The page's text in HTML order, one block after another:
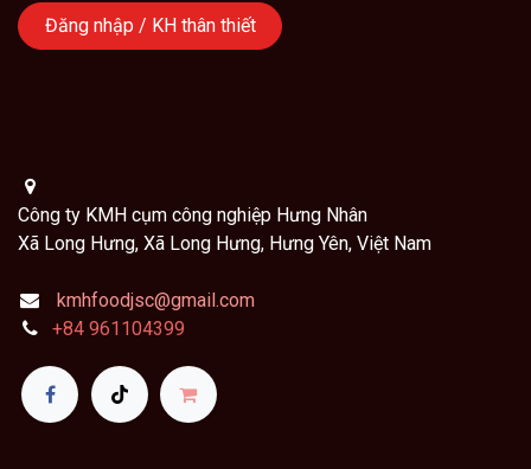
Đăng nhập / KH thân thiết
Công ty KMH cụm công nghiệp Hưng Nhân
Xã Long Hưng, Xã Long Hưng, Hưng Yên, Việt Nam
kmhfoodjsc@gmail.com
+84 961104399